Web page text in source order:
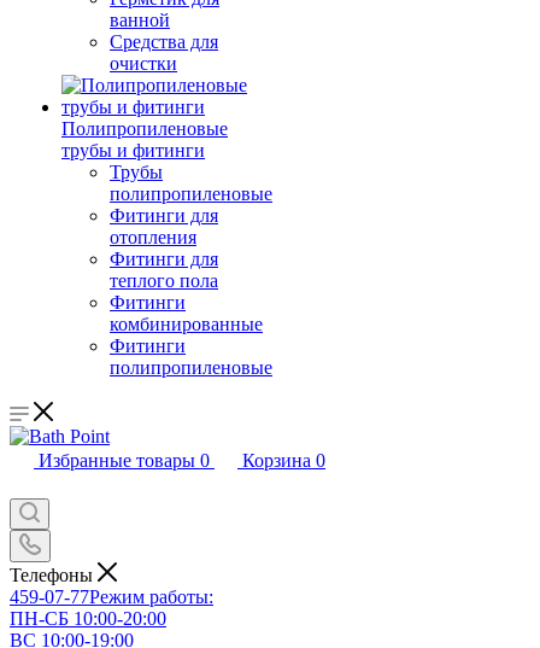
ванной
Средства для
очистки
Полипропиленовые
трубы и фитинги
Трубы
полипропиленовые
Фитинги для
отопления
Фитинги для
теплого пола
Фитинги
комбинированные
Фитинги
полипропиленовые
Избранные товары 0 Корзина 0
Телефоны
459-07-77Режим работы:
ПН-СБ 10:00-20:00
ВС 10:00-19:00